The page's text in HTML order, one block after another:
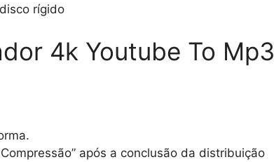
rígido
4k Youtube To Mp3
após a conclusão da distribuição